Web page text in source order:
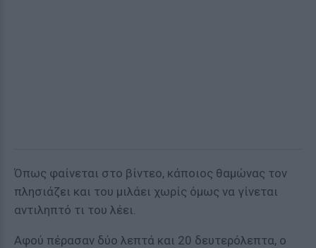
Όπως φαίνεται στο βίντεο, κάποιος θαμώνας τον
πλησιάζει και του μιλάει χωρίς όμως να γίνεται
αντιληπτό τι του λέει.
Αφού πέρασαν δύο λεπτά και 20 δευτερόλεπτα, ο